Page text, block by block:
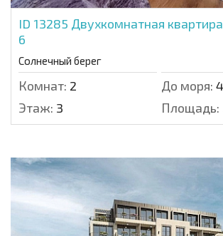
ID 13285 Двухкомнатная
6
Солнечный берег
Комнат: 2 До моря:
Этаж: 3 Площадь: